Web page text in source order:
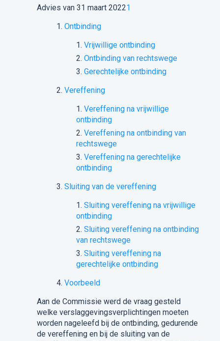
Advies van 31 maart 20221
Ontbinding
Vrijwillige ontbinding
Ontbinding van rechtswege
Gerechtelijke ontbinding
Vereffening
Vereffening na vrijwillige
ontbinding
Vereffening na ontbinding van
rechtswege
Vereffening na gerechtelijke
ontbinding
Sluiting van de vereffening
Sluiting vereffening na vrijwillige
ontbinding
Sluiting vereffening na ontbinding
van rechtswege
Sluiting vereffening na
gerechtelijke ontbinding
Voorbeeld
Aan de Commissie werd de vraag gesteld
welke verslaggevingsverplichtingen moeten
worden nageleefd bij de ontbinding, gedurende
de vereffening en bij de sluiting van de